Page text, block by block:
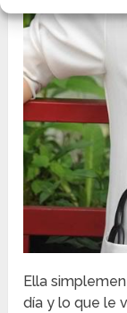
Ella
día y lo que le